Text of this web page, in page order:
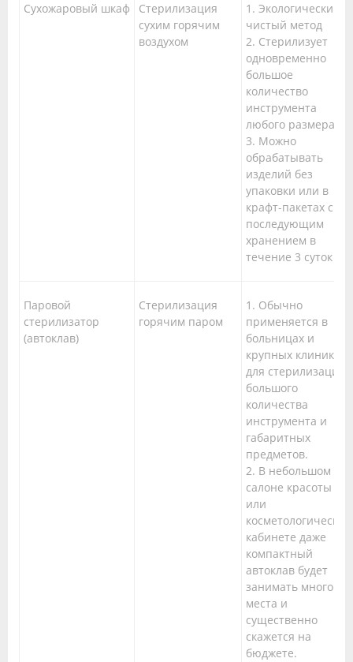
Сухожаровый шкаф
Стерилизация
сухим горячим
воздухом
1. Экологически
чистый метод
2. Стерилизует
одновременно
большое
количество
инструмента
любого размера
3. Можно
обрабатывать
изделий без
упаковки или в
крафт-пакетах с
последующим
хранением в
течение 3 суток
Паровой
стерилизатор
(автоклав)
Стерилизация
горячим паром
1. Обычно
применяется в
больницах и
крупных клиниках
для стерилизации
большого
количества
инструмента и
габаритных
предметов.
2. В небольшом
салоне красоты
или
косметологическом
кабинете даже
компактный
автоклав будет
занимать много
места и
существенно
скажется на
бюджете.